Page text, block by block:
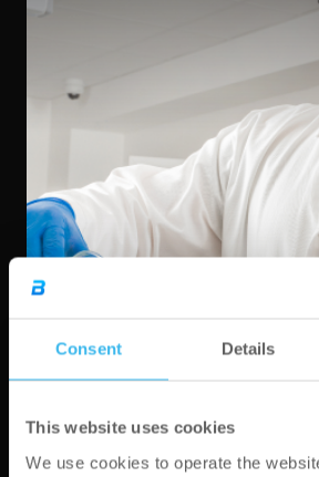
Consent Details
This website uses cookies
We use cookies to operate the